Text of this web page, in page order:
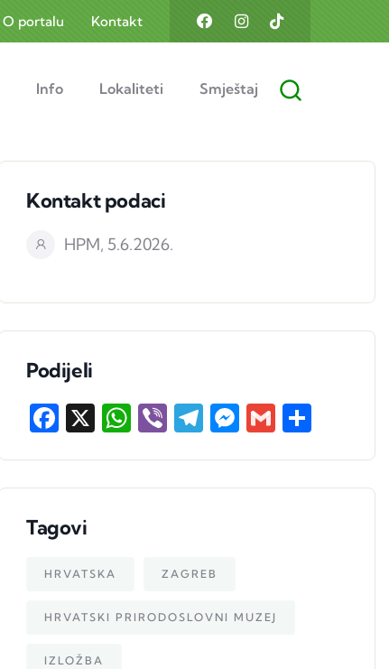
O portalu Kontakt
Info Lokaliteti Smještaj
Kontakt podaci
HPM, 5.6.2026.
Podijeli
Facebook
X WhatsApp
ViberTelegram
Messenger
Gmail
Tagovi
HRVATSKA ZAGREB
HRVATSKI PRIRODOSLOVNI MUZEJ
IZLOŽBA